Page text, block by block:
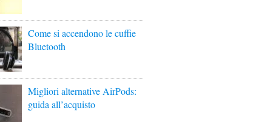
Come si accendono le cuffie
Bluetooth
Migliori alternative AirPods:
guida all’acquisto